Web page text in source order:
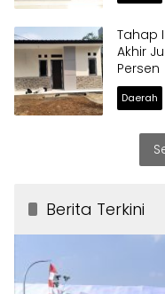
Tahap
Akhir
Persen
Daerah
Berita Terkini